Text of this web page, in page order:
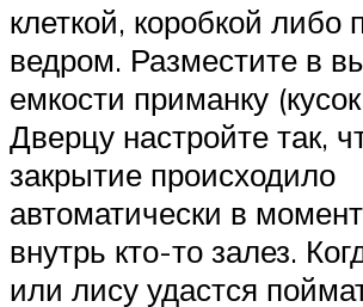
клеткой, коробкой либо
ведром. Разместите в
емкости приманку
Дверцу настройте так,
закрытие происходило
автоматически в
внутрь кто-то залез.
или лису удастся